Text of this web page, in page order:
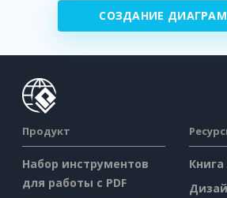
СОЗДАНИЕ
Продукт
Набор инструментов
для работы с PDF